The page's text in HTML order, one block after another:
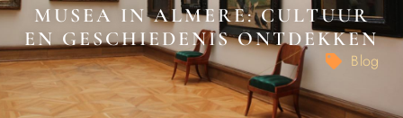
MUSEA IN ALMERE: CULTUUR
EN GESCHIEDENIS ONTDEKKEN
Blog